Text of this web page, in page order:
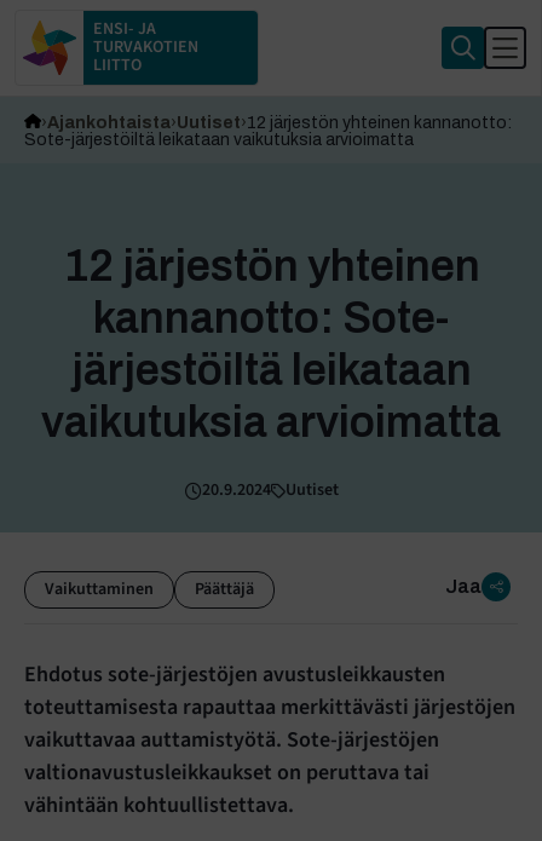
ENSI- JA
TURVAKOTIEN
LIITTO
Ajankohtaista Uutiset 12 järjestön yhteinen kannanotto:
Sote-järjestöiltä leikataan vaikutuksia arvioimatta
12 järjestön yhteinen
kannanotto: Sote-
järjestöiltä leikataan
vaikutuksia arvioimatta
20.9.2024 Uutiset
Vaikuttaminen Päättäjä Jaa
Ehdotus sote-järjestöjen avustusleikkausten
toteuttamisesta rapauttaa merkittävästi järjestöjen
vaikuttavaa auttamistyötä. Sote-järjestöjen
valtionavustusleikkaukset on peruttava tai
vähintään kohtuullistettava.